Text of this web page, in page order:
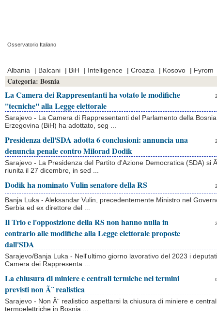
Osservatorio Italiano
Albania
| Balcani | BiH | Intelligence | Croazia | Kosovo | Fyrom
Categoria: Bosnia
La Camera dei Rappresentanti ha votato le modifiche
''tecniche'' alla Legge elettorale
Sarajevo - La Camera di Rappresentanti del Parlamento della Bosnia
Erzegovina (BiH) ha adottato, seg ...
Presidenza dell'SDA adotta 6 conclusioni: annuncia una
denuncia penale contro Milorad Dodik
Sarajevo - La Presidenza del Partito d'Azione Democratica (SDA) si
riunita il 27 dicembre, in sed ...
Dodik ha nominato Vulin senatore della RS
Banja Luka - Aleksandar Vulin, precedentemente Ministro nel
Serbia ed ex direttore del ...
Il Trio e l'opposizione della RS non hanno nulla in
contrario alle modifiche alla Legge elettorale proposte
dall'SDA
Sarajevo/Banja Luka - Nell'ultimo giorno lavorativo del 2023 i
Camera dei Rappresenta ...
La chiusura di miniere e centrali termiche nei termini
previsti non Ã¨ realistica
Sarajevo - Non Ã¨ realistico aspettarsi la chiusura di miniere e
termoelettriche in Bosnia ...